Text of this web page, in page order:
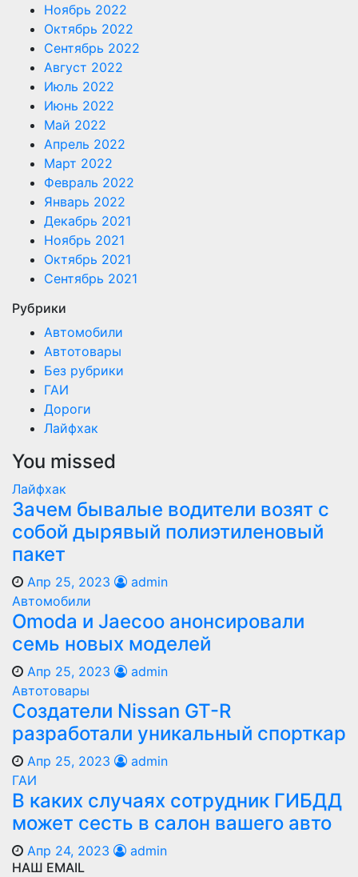
Ноябрь 2022
Октябрь 2022
Сентябрь 2022
Август 2022
Июль 2022
Июнь 2022
Май 2022
Апрель 2022
Март 2022
Февраль 2022
Январь 2022
Декабрь 2021
Ноябрь 2021
Октябрь 2021
Сентябрь 2021
Рубрики
Автомобили
Автотовары
Без рубрики
ГАИ
Дороги
Лайфхак
You missed
Лайфхак
Зачем бывалые водители возят с
собой дырявый полиэтиленовый
пакет
Апр 25, 2023
admin
Автомобили
Оmoda и Jaecoo анонсировали
семь новых моделей
Апр 25, 2023
admin
Автотовары
Создатели Nissan GT-R
разработали уникальный спорткар
Апр 25, 2023
admin
ГАИ
В каких случаях сотрудник ГИБДД
может сесть в салон вашего авто
Апр 24, 2023
admin
НАШ EMAIL